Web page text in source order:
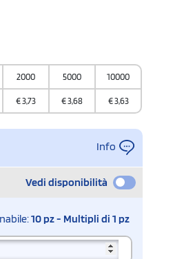
2000 5000 10000
€3,73 €3,68 €3,63
Info
Vedi disponibilità
10 pz - Multipli di 1 pz